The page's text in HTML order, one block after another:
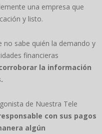
una empresa que
y listo.
no sabe quién la demando y
financieras
la información
de Nuestra Tele
con sus pagos
algún